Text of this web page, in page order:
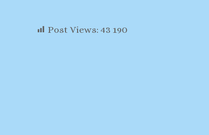
Post Views: 43 190